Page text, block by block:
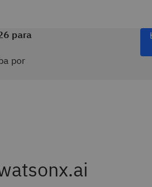
para
por